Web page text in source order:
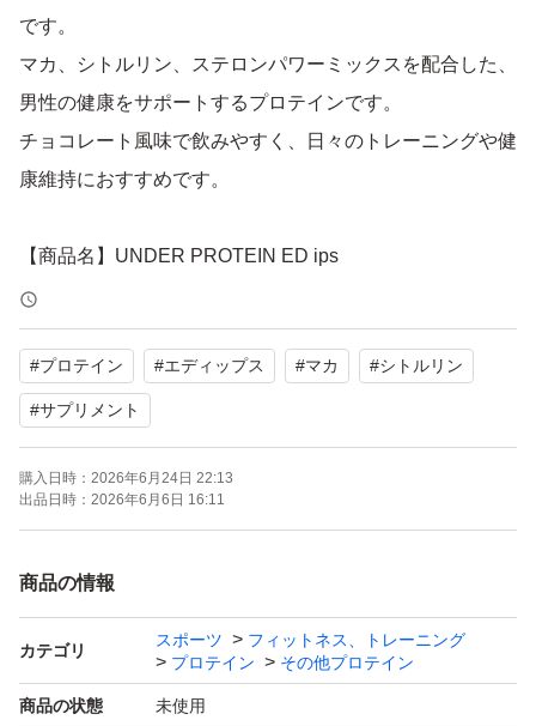
です。
マカ、シトルリン、ステロンパワーミックスを配合した、
男性の健康をサポートするプロテインです。
チョコレート風味で飲みやすく、日々のトレーニングや健
康維持におすすめです。
【商品名】UNDER PROTEIN ED ips
【内容量】240g
【風味】チョコレート
【状態】未使用
パッケージに記載の通り、マカ7,000mg、シトルリン11,2
00mg、ステロンパワーミックス700mgが配合されていま
よろしくお願いいたします。
#プロテイン #エディップス #マカ #シトルリン
#サプリメント
購入日時： 2026年6月24日 22:13
出品日時： 2026年6月6日 16:11
商品の情報
カテゴリ
スポーツ
フィットネス、トレーニング
プロテイン
その他プロテイン
商品の状態 未使用